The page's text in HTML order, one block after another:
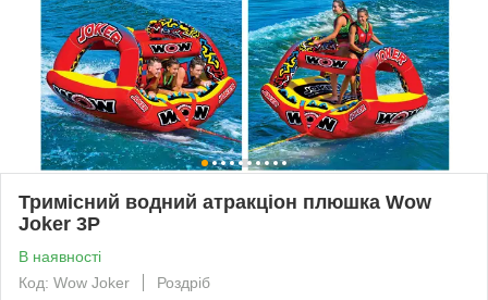
Тримісний водний атракціон плюшка Wow
Joker 3P
В наявності
Код: Wow Joker
Роздріб